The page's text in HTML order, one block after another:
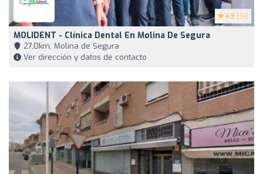
4.9 (34)
MOLIDENT - Clínica Dental En Molina De Segura
27,0km, Molina de Segura
Ver dirección y datos de contacto